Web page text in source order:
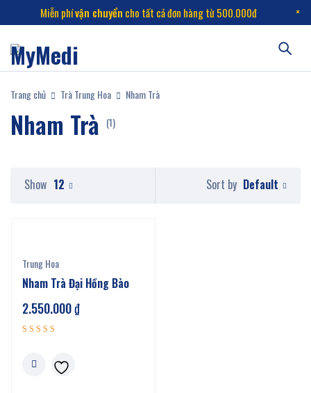
Miễn phívận chuyển cho tất cả đơn hàng từ 500.000đ
Trang chủ Trà Trung Hoa Nham Trà
Nham Trà (1)
Sort by Default
Show 12
Trung Hoa
Nham Trà Đại Hồng Bào
2.550.000₫
hạng
5.00
5 sao